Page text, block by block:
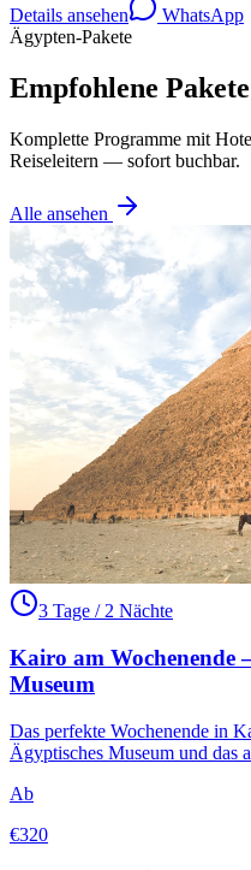
Details ansehen
WhatsApp
Ägypten-Pakete
Empfohlene Pakete
Komplette Programme mit
Reiseleitern — sofort buchbar.
Alle ansehen
3 Tage / 2 Nächte
Kairo am Wochenende
Museum
Das perfekte Wochenende in
Ägyptisches Museum und das
Ab
€320